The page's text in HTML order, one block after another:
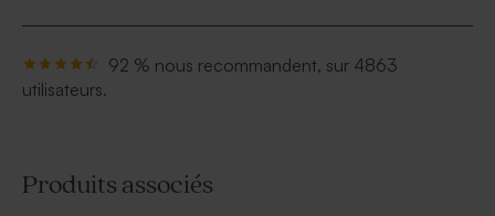
92 % nous recommandent, sur 4863
utilisateurs.
Produits associés